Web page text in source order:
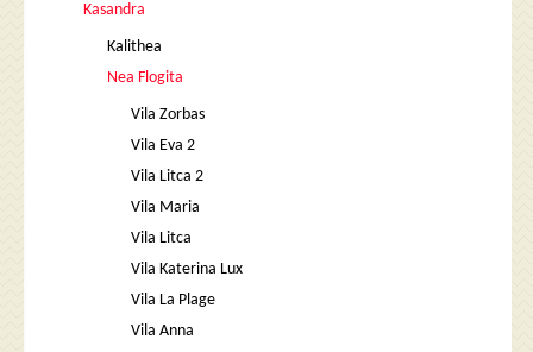
Kasandra
Kalithea
Nea Flogita
Vila Zorbas
Vila Eva 2
Vila Litca 2
Vila Maria
Vila Litca
Vila Katerina Lux
Vila La Plage
Vila Anna